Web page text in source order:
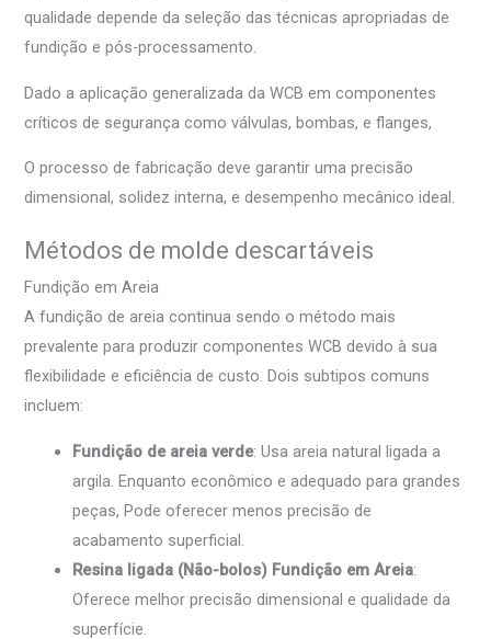
qualidade depende da seleção das técnicas apropriadas de
fundição e pós-processamento.
Dado a aplicação generalizada da WCB em componentes
críticos de segurança como válvulas, bombas, e flanges,
O processo de fabricação deve garantir uma precisão
dimensional, solidez interna, e desempenho mecânico ideal.
Métodos de molde descartáveis
Fundição em Areia
A fundição de areia continua sendo o método mais
prevalente para produzir componentes WCB devido à sua
flexibilidade e eficiência de custo. Dois subtipos comuns
incluem:
Fundição de areia verde: Usa areia natural ligada a
argila. Enquanto econômico e adequado para grandes
peças, Pode oferecer menos precisão de
acabamento superficial.
Resina ligada (Não-bolos) Fundição em Areia:
Oferece melhor precisão dimensional e qualidade da
superfície.